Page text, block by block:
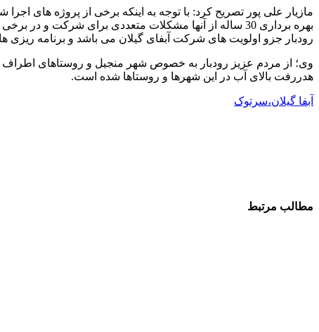
بهره برداری 30 ساله از آنها مشکلات متعددی برای
رودبار جزو اولویت های شرکت آبفای گیلان می باشد و برنامه
وی؛ از مردم عزیز رودبار به خصوص شهر منجیل و روستاهای
هدررفت بالای آب در این شهرها و روستاها شده است.
آبفا گیلان،سرتوک
مطالب مرتبط